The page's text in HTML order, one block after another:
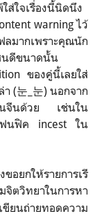
ส่ใจเรื่องนี้นิดนึง
warning ไว้
มากเพราะคุณนัก
นดีขนาดนั้น
ของคู่นี้เลยใส่
(눈_눈) นอกจาก
ในจีนด้วย เช่นใน
ฟนฟิค incest ใน
ยกให้รายการเรี
จิตวิทยาในการหา
ยนถ่ายทอดความ